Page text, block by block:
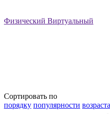
Физический Виртуальный
Сортировать по
порядку популярности